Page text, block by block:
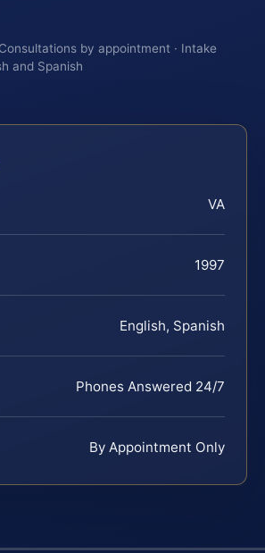
by appointment · Intake
and Spanish
VA
1997
English, Spanish
Phones Answered 24/7
By Appointment Only